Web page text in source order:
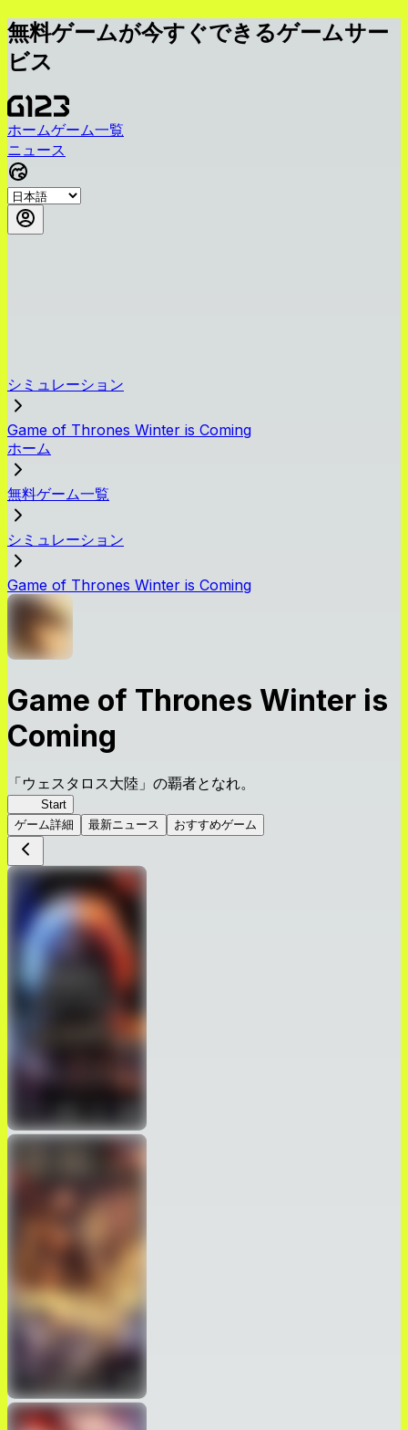
無料ゲームが今すぐできるゲームサー
ビス
ホームゲーム一覧
ニュース
シミュレーション
Game of Thrones Winter is Coming
ホーム
無料ゲーム一覧
シミュレーション
Game of Thrones Winter is Coming
Game of Thrones Winter is
Coming
「ウェスタロス大陸」の覇者となれ。
Start
ゲーム詳細
最新ニュース おすすめゲーム